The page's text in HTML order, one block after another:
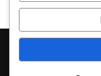
Terms &